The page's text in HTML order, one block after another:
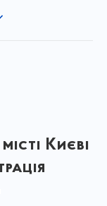
Києві